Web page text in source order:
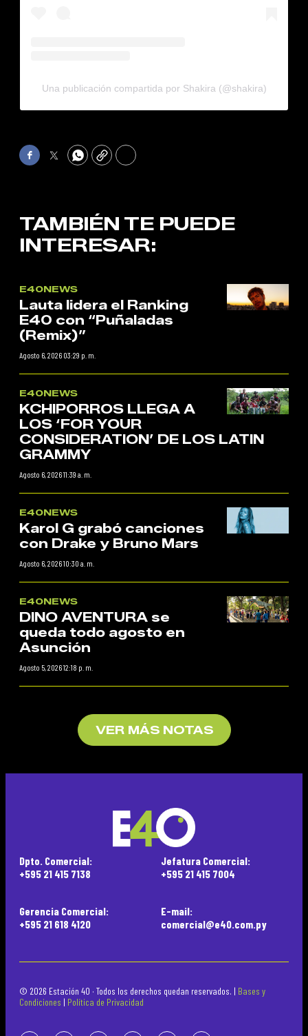
Una publicación compartida por Shakira (@shakira)
FacebookTwitterWhatsApp
Copy Print
TAMBIÉN TE PUEDE
INTERESAR:
E40NEWS
Lauta lidera el Ranking
E40 con “Puñaladas
(Remix)”
Agosto 6, 2026 03:29 p. m.
E40NEWS
KCHIPORROS LLEGA A
LOS ‘FOR YOUR
CONSIDERATION’ DE LOS LATIN
GRAMMY
Agosto 6, 2026 11:39 a. m.
E40NEWS
Karol G grabó canciones
con Drake y Bruno Mars
Agosto 6, 2026 10:30 a. m.
E40NEWS
DINO AVENTURA se
queda todo agosto en
Asunción
Agosto 5, 2026 12:18 p. m.
VER MÁS NOTAS
Dpto. Comercial:
+595 21 415 7138
Jefatura Comercial:
+595 21 415 7004
Gerencia Comercial:
+595 21 618 4120
E-mail:
comercial@e40.com.py
© 2026 Estación 40 · Todos los derechos quedan reservados. | Bases y
Condiciones | Política de Privacidad